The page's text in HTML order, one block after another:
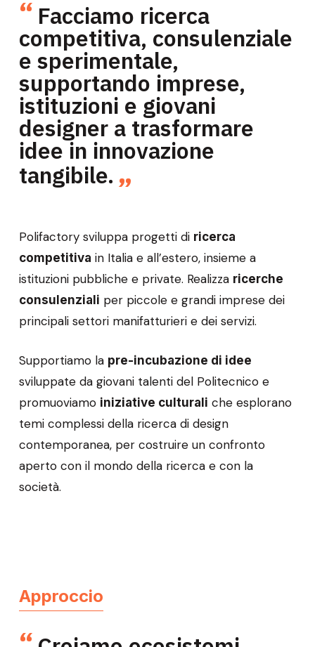
Facciamo ricerca
competitiva, consulenziale
e sperimentale,
supportando imprese,
istituzioni e giovani
designer a trasformare
idee in innovazione
tangibile.
Polifactory sviluppa progetti di ricerca
competitiva in Italia e all’estero, insieme a
istituzioni pubbliche e private. Realizza ricerche
consulenziali per piccole e grandi imprese dei
principali settori manifatturieri e dei servizi.
Supportiamo la pre-incubazione di idee
sviluppate da giovani talenti del Politecnico e
promuoviamo iniziative culturali che esplorano
temi complessi della ricerca di design
contemporanea, per costruire un confronto
aperto con il mondo della ricerca e con la
società.
Approccio